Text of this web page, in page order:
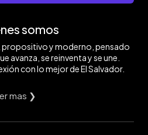
somos
y moderno, pensado
avanza, se reinventa y se une.
con lo mejor de El Salvador.
mas ❯